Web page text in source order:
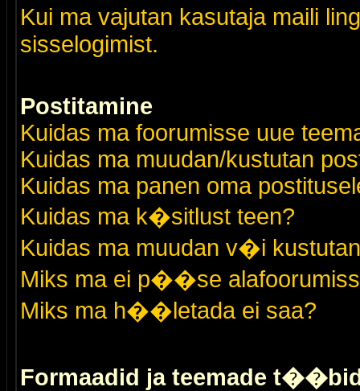
Kui ma vajutan kasutaja maili
sisselogimist.
Postitamine
Kuidas ma foorumisse uue
Kuidas ma muudan/kustutan
Kuidas ma panen oma
Kuidas ma k�sitlust teen?
Kuidas ma muudan v�i
Miks ma ei p��se
Miks ma h��letada ei saa?
Formaadid ja teemade